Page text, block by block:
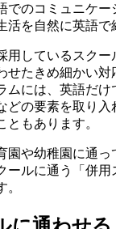
でのコミュニケ
活を自然に英語で
用しているスク
せたきめ細かい対
ムには、英語だけ
どの要素を取り入
ともあります。
園や幼稚園に通っ
ールに通う「併用